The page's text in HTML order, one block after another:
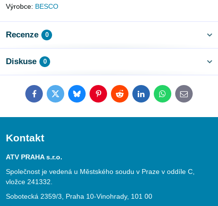
Výrobce: BESCO
Recenze 0
Diskuse 0
FacebookTwitterBlueskyPinterestRedditLinkedInWhatsApp
E-
mail
Kontakt
ATV PRAHA s.r.o.
Společnost je vedená u Městského soudu v Praze v oddíle C,
vložce 241332.
Sobotecká 2359/3, Praha 10-Vinohrady, 101 00